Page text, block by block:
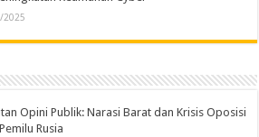
2025
Opini Publik: Narasi Barat dan Krisis Oposisi
Rusia